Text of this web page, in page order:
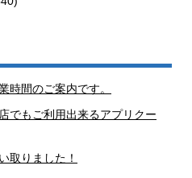
時間のご案内です。
でもご利用出来るアプリクー
取りました！